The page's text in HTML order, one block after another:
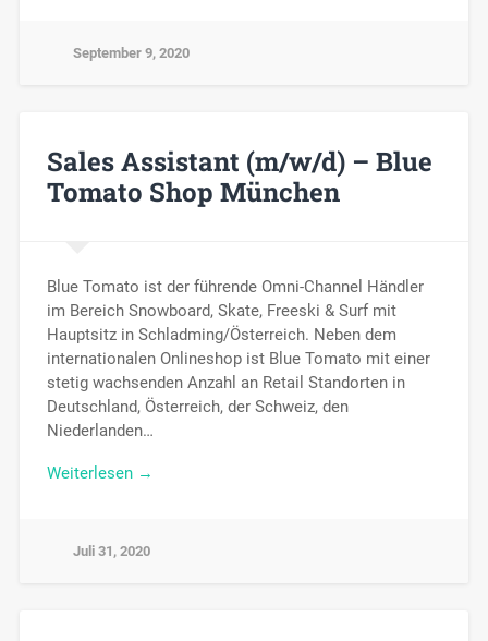
September 9, 2020
Sales Assistant (m/w/d) – Blue
Tomato Shop München
Blue Tomato ist der führende Omni-Channel Händler
im Bereich Snowboard, Skate, Freeski & Surf mit
Hauptsitz in Schladming/Österreich. Neben dem
internationalen Onlineshop ist Blue Tomato mit einer
stetig wachsenden Anzahl an Retail Standorten in
Deutschland, Österreich, der Schweiz, den
Niederlanden…
Weiterlesen →
Juli 31, 2020